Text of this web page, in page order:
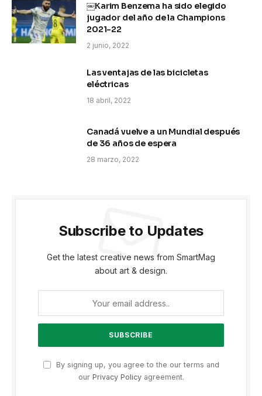
￼Karim Benzema ha sido elegido
jugador del año de la Champions
2021-22
2 junio, 2022
Las ventajas de las bicicletas
eléctricas
18 abril, 2022
Canadá vuelve a un Mundial después
de 36 años de espera
28 marzo, 2022
Subscribe to Updates
Get the latest creative news from SmartMag
about art & design.
By signing up, you agree to the our terms and
our Privacy Policyagreement.